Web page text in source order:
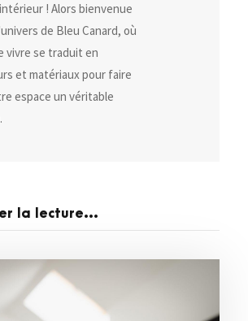
! Alors bienvenue
de Bleu Canard, où
vivre se traduit en
et matériaux pour faire
espace un véritable
la lecture...